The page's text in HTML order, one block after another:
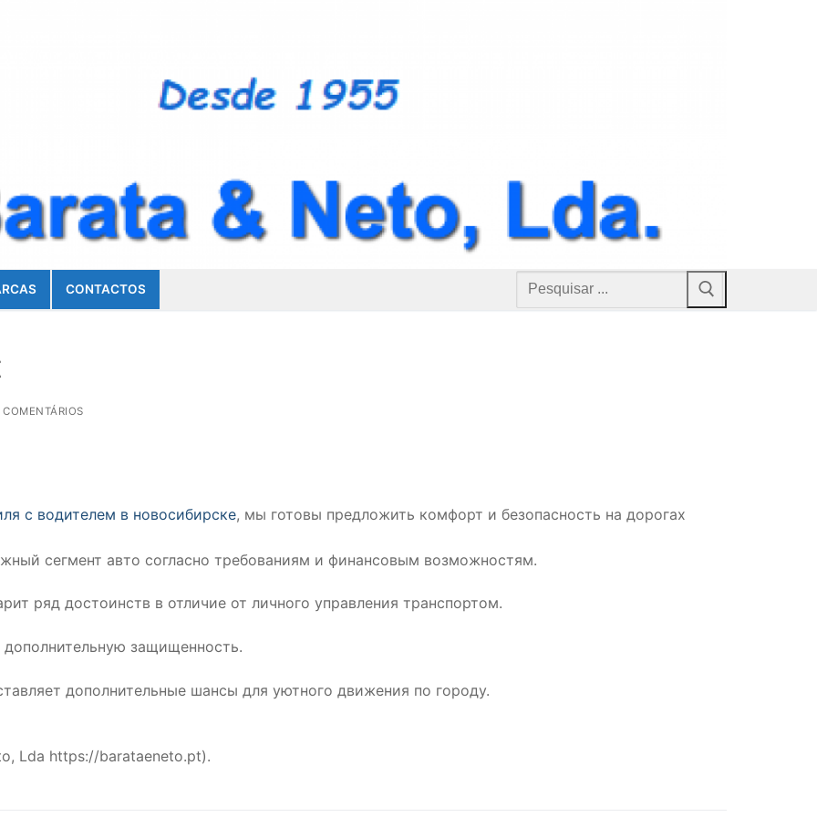
CONTACTOS
Pesquisar
с водителем в новосибирске, мы готовы предложить комфорт и безопасность на дорогах
сегмент авто согласно требованиям и финансовым возможностям.
ряд достоинств в отличие от личного управления транспортом.
защищенность.
дополнительные шансы для уютного движения по городу.
Lda https://barataeneto.pt).